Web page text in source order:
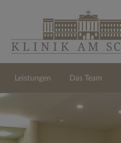
Leistungen Das Team